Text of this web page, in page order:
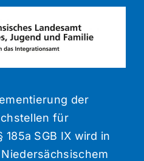
der
für
SGB IX wird in